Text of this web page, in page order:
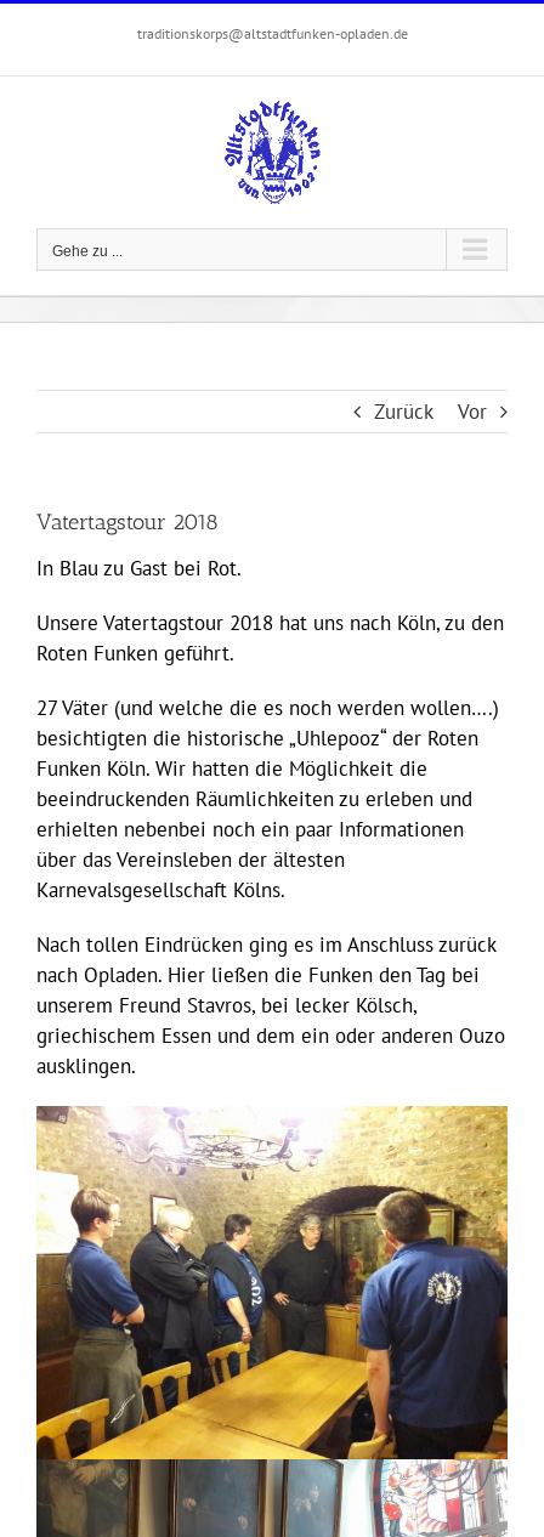
springen
traditionskorps@altstadtfunken-opladen.de
Gehe zu ...
Zurück Vor
Vatertagstour 2018
In Blau zu Gast bei Rot.
Unsere Vatertagstour 2018 hat uns nach Köln, zu den
Roten Funken geführt.
27 Väter (und welche die es noch werden wollen….)
besichtigten die historische „Uhlepooz“ der Roten
Funken Köln. Wir hatten die Möglichkeit die
beeindruckenden Räumlichkeiten zu erleben und
erhielten nebenbei noch ein paar Informationen
über das Vereinsleben der ältesten
Karnevalsgesellschaft Kölns.
Nach tollen Eindrücken ging es im Anschluss zurück
nach Opladen. Hier ließen die Funken den Tag bei
unserem Freund Stavros, bei lecker Kölsch,
griechischem Essen und dem ein oder anderen Ouzo
ausklingen.